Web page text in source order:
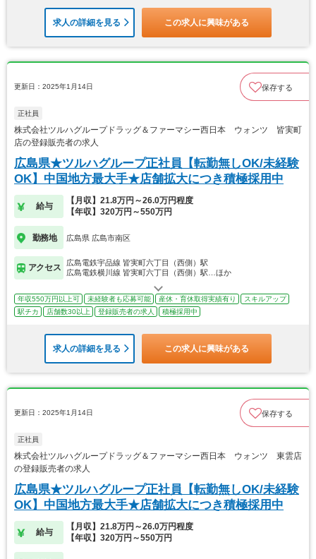
求人の詳細を見る この求人に興味がある
更新日：2025年1月14日 保存する
正社員
株式会社ツルハグループドラッグ＆ファーマシー西日本 ウォンツ 皆実町
店の登録販売者の求人
広島県★ツルハグループ正社員【転勤無しOK/未経験
OK】中国地方最大手★店舗拡大につき積極採用中
給与
【月収】21.8万円～26.0万円程度
【年収】320万円～550万円
勤務地 広島県 広島市南区
アクセス
広島電鉄宇品線 皆実町六丁目（西側）駅
広島電鉄横川線 皆実町六丁目（西側）駅…ほか
年収550万円以上可 未経験者も応募可能 産休・育休取得実績有り
スキルアップ
駅チカ
店舗数30以上 登録販売者の求人 積極採用中
求人の詳細を見る この求人に興味がある
更新日：2025年1月14日 保存する
正社員
株式会社ツルハグループドラッグ＆ファーマシー西日本 ウォンツ 東雲店
の登録販売者の求人
広島県★ツルハグループ正社員【転勤無しOK/未経験
OK】中国地方最大手★店舗拡大につき積極採用中
給与
【月収】21.8万円～26.0万円程度
【年収】320万円～550万円